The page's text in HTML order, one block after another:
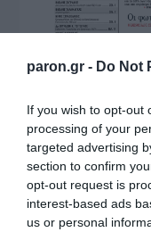
paron.gr - Do Not
If you wish to opt-out
processing of your
targeted advertising
section to confirm
opt-out request is
interest-based ads
us or personal